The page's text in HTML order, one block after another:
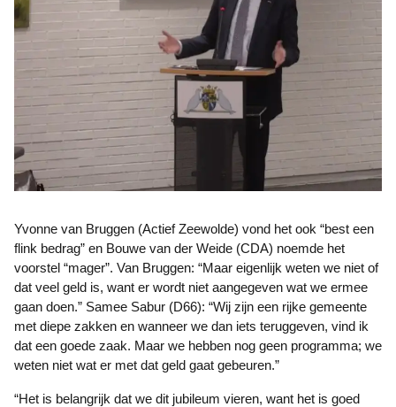
Yvonne van Bruggen (Actief Zeewolde) vond het ook “best een
flink bedrag” en Bouwe van der Weide (CDA) noemde het
voorstel “mager”. Van Bruggen: “Maar eigenlijk weten we niet of
dat veel geld is, want er wordt niet aangegeven wat we ermee
gaan doen.” Samee Sabur (D66): “Wij zijn een rijke gemeente
met diepe zakken en wanneer we dan iets teruggeven, vind ik
dat een goede zaak. Maar we hebben nog geen programma; we
weten niet wat er met dat geld gaat gebeuren.”
“Het is belangrijk dat we dit jubileum vieren, want het is goed